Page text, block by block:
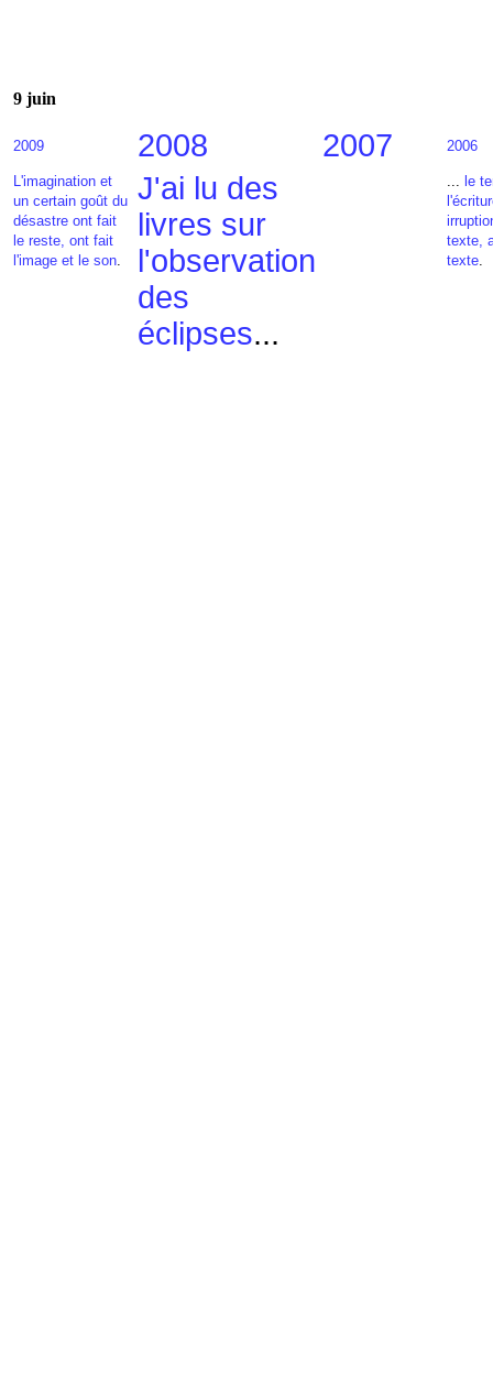
9 juin
2009 2008 2007 2006
L'imagination et
un certain goût du
désastre ont fait
le reste, ont fait
l'image et le son.
J'ai lu des
livres sur
l'observation
des
éclipses...
... le
texte,
texte.